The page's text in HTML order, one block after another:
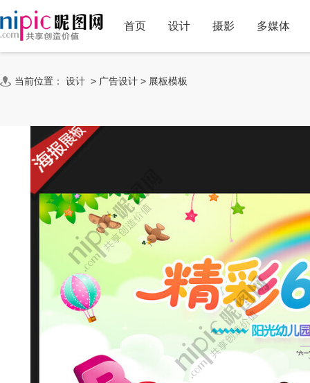
首页 设计 摄影 多媒体
当前位置： 设计 > 广告设计 > 展板模板